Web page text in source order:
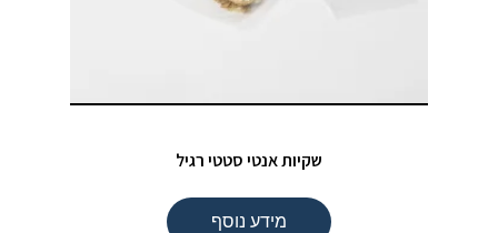
שקיות אנטי סטטי רגיל
מידע נוסף